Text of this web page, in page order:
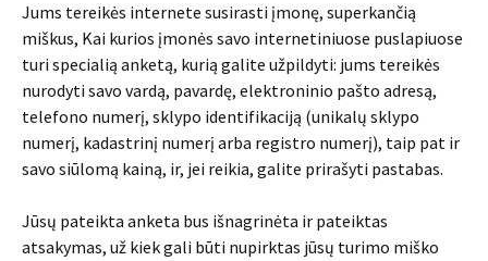
Jums tereikės internete susirasti įmonę, superkančią
miškus, Kai kurios įmonės savo internetiniuose puslapiuose
turi specialią anketą, kurią galite užpildyti: jums tereikės
nurodyti savo vardą, pavardę, elektroninio pašto adresą,
telefono numerį, sklypo identifikaciją (unikalų sklypo
numerį, kadastrinį numerį arba registro numerį), taip pat ir
savo siūlomą kainą, ir, jei reikia, galite prirašyti pastabas.
Jūsų pateikta anketa bus išnagrinėta ir pateiktas
atsakymas, už kiek gali būti nupirktas jūsų turimo miško